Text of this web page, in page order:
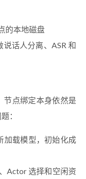
的本地磁盘
话人分离、ASR 和
节点绑定本身依然是
：
加载模型，初始化成
Actor 选择和空闲资